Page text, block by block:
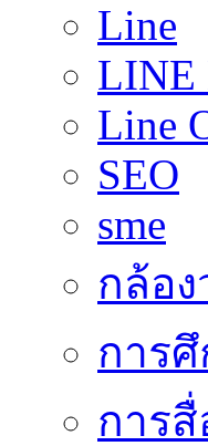
Line
LINE
Line
SEO
sme
กล้อ
การ
การ